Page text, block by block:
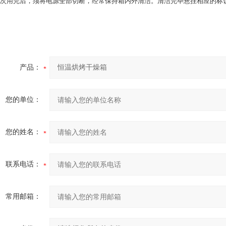
产品：
您的单位：
您的姓名：
联系电话：
常用邮箱：